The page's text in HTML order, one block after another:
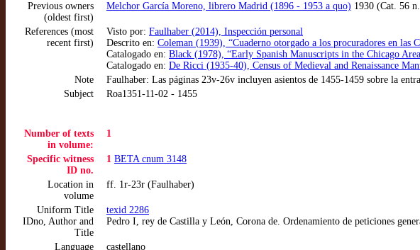
Previous owners
(oldest first)
Melchor García Moreno, librero Madrid (1896 - 1953 a quo) 1930 (Cat. 56
References (most
recent first)
Visto por: Faulhaber (2014), Inspección personal
Descrito en: Coleman (1939), “Cuaderno otorgado a los procuradores en las
Catalogado en: Black (1978), “Early Spanish Manuscripts in the Chicago
Catalogado en: De Ricci (1935-40), Census of Medieval and Renaissance
Note
Faulhaber: Las páginas 23v-26v incluyen asientos de 1455-1459 sobre la
Subject
Roa1351-11-02 - 1455
Number of texts
in volume:
1
Specific witness
ID no.
1 BETA cnum 3148
Location in
volume
ff. 1r-23r (Faulhaber)
Uniform Title
IDno, Author and
Title
texid 2286
Pedro I, rey de Castilla y León, Corona de. Ordenamiento de peticiones
Language castellano